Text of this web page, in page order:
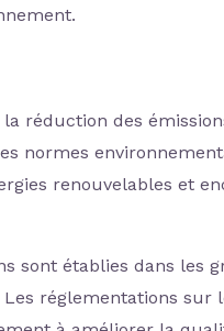
réduction des
normes
renouvelables et
sont établies dans les
réglementations sur